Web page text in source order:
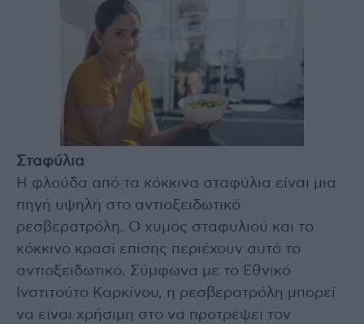
Σταφύλια
Η φλούδα από τα κόκκινα σταφύλια είναι μια
πηγή υψηλή στο αντιοξειδωτικό
ρεσβερατρόλη. Ο χυμός σταφυλιού και το
κόκκινο κρασί επίσης περιέχουν αυτό το
αντιοξειδωτικό. Σύμφωνα με το Εθνικό
Ινστιτούτο Καρκίνου, η ρεσβερατρόλη μπορεί
να είναι χρήσιμη στο να προτρέψει τον